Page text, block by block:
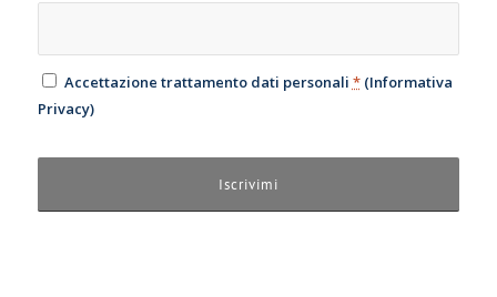
Accettazione trattamento dati personali *(Informativa
Privacy)